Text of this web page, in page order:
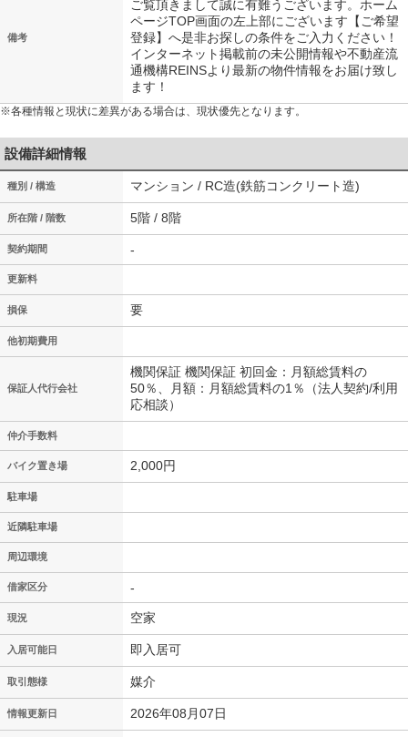
備考
ご覧頂きまして誠に有難うございます。ホーム
ページTOP画面の左上部にございます【ご希望
登録】へ是非お探しの条件をご入力ください！
インターネット掲載前の未公開情報や不動産流
通機構REINSより最新の物件情報をお届け致し
ます！
※各種情報と現状に差異がある場合は、現状優先となります。
設備詳細情報
種別 / 構造 マンション / RC造(鉄筋コンクリート造)
所在階 / 階数 5階 / 8階
契約期間 -
更新料
損保 要
他初期費用
保証人代行会社
機関保証 機関保証 初回金：月額総賃料の
50％、月額：月額総賃料の1％（法人契約/利用
応相談）
仲介手数料
バイク置き場 2,000円
駐車場
近隣駐車場
周辺環境
借家区分 -
現況 空家
入居可能日 即入居可
取引態様 媒介
情報更新日 2026年08月07日